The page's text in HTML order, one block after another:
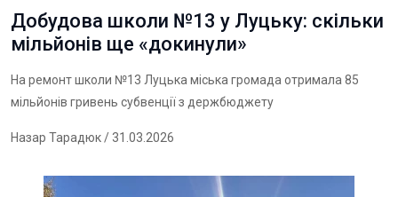
Добудова школи №13 у Луцьку: скільки
мільйонів ще «докинули»
На ремонт школи №13 Луцька міська громада отримала 85
мільйонів гривень субвенції з держбюджету
Назар Тарадюк/ 31.03.2026